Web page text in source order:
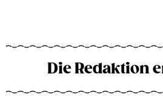
Die Redaktion